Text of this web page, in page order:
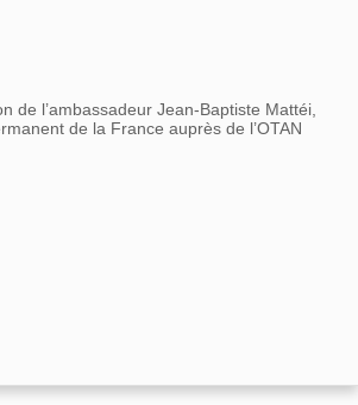
de l’ambassadeur Jean-Baptiste Mattéi,
de la France auprès de l’OTAN